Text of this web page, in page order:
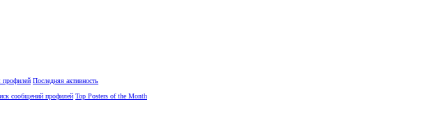
профилей Последняя активность
сообщений профилей Top Posters of the Month